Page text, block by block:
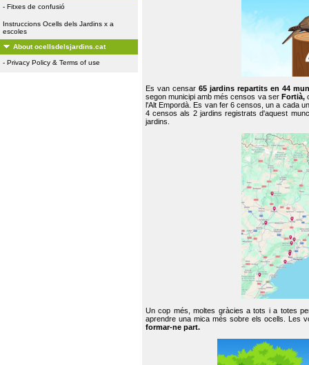
- Fitxes de confusió
Instruccions Ocells dels Jardins x a
escoles
About ocellsdelsjardins.cat
- Privacy Policy & Terms of use
Es van censar65 jardins repartits en 44
segon municipi amb més censos va ser Fortià,
l'Alt Empordà. Es van fer 6 censos, un a cada
4 censos als 2 jardins registrats d'aquest
jardins.
Un cop més, moltes gràcies a tots i a totes
aprendre una mica més sobre els ocells. Les
formar-ne part.